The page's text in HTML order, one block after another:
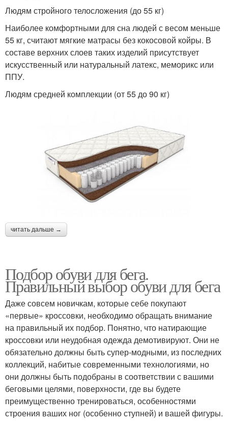
Людям стройного телосложения (до 55 кг)
Наиболее комфортными для сна людей с весом меньше
55 кг, считают мягкие матрасы без кокосовой койры. В
составе верхних слоев таких изделий присутствует
искусственный или натуральный латекс, меморикс или
ППУ.
Людям средней комплекции (от 55 до 90 кг)
читать дальше →
Подбор обуви для бега.
Правильный выбор обуви для бега
Даже совсем новичкам, которые себе покупают
«первые» кроссовки, необходимо обращать внимание
на правильный их подбор. Понятно, что натирающие
кроссовки или неудобная одежда демотивируют. Они не
обязательно должны быть супер-модными, из последних
коллекций, набитые современными технологиями, но
они должны быть подобраны в соответствии с вашими
беговыми целями, поверхности, где вы будете
преимущественно тренироваться, особенностями
строения ваших ног (особенно ступней) и вашей фигуры.